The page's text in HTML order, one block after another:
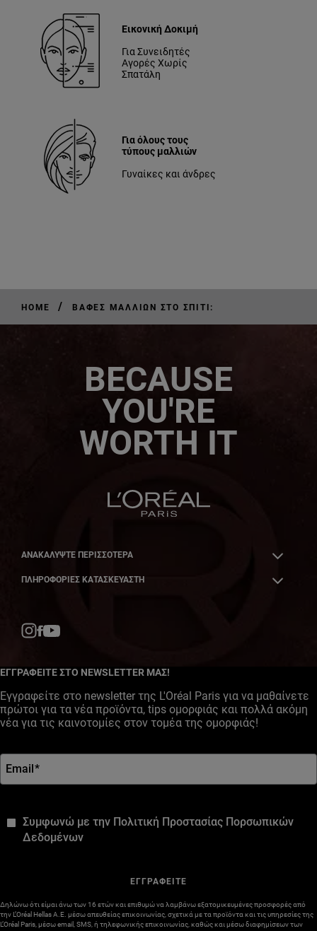
Εικονική Δοκιμή
Για Συνειδητές
Αγορές Χωρίς
Σπατάλη
Για όλους τους
τύπους μαλλιών
Γυναίκες και άνδρες
HOME / ΒΑΦΈΣ ΜΑΛΛΙΏΝ ΣΤΟ ΣΠΊΤΙ:
BECAUSE
YOU'RE
WORTH IT
ΑΝΑΚΑΛΎΨΤΕ ΠΕΡΙΣΣΌΤΕΡΑ
ΠΛΗΡΟΦΟΡΙΕΣ ΚΑΤΑΣΚΕΥΑΣΤΗ
ΕΓΓΡΑΦΕΙΤΕ ΣΤΟ NEWSLETTER ΜΑΣ!
Εγγραφείτε στο newsletter της L'Oréal Paris για να μαθαίνετε
πρώτοι για τα νέα προϊόντα, tips ομορφιάς και πολλά ακόμη
νέα για τις καινοτομίες στον τομέα της ομορφιάς!
Email *
Συμφωνώ με την Πολιτική Προστασίας Πορσωπικών
Δεδομένων
ΕΓΓΡΑΦΕΙΤΕ
Δηλώνω ότι είμαι άνω των 16 ετών και επιθυμώ να λαμβάνω εξατομικευμένες προσφορές από
την L’Oréal Hellas A.E. μέσω απευθείας επικοινωνίας, σχετικά με τα προϊόντα και τις υπηρεσίες της
L’Oréal Paris, μέσω email, SMS, ή τηλεφωνικής επικοινωνίας, καθώς και μέσω διαφημίσεων των